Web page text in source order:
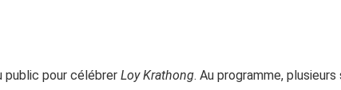
public pour célébrer Loy Krathong. Au programme,